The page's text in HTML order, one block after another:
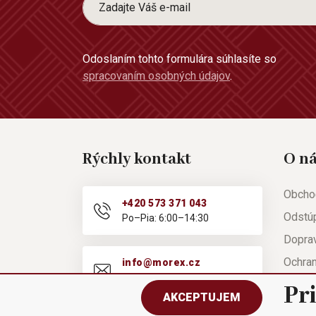
Odoslaním tohto formulára súhlasíte so
spracovaním osobných údajov.
Rýchly kontakt
+420 573 371 043
Po–Pia: 6:00–14:30
info@morex.cz
Po–Pia: 6:00–14:30
O
AKCEPTUJEM